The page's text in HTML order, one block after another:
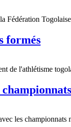
Fédération
formés
de l'athlétisme
les championnats